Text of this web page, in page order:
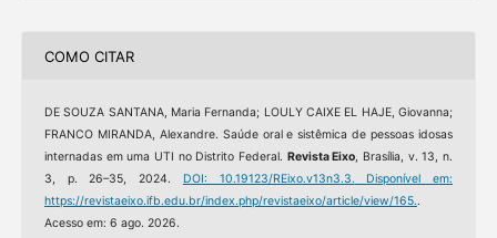
COMO CITAR
DE SOUZA SANTANA, Maria Fernanda; LOULY CAIXE EL HAJE, Giovanna;
FRANCO MIRANDA, Alexandre. Saúde oral e sistêmica de pessoas idosas
internadas em uma UTI no Distrito Federal. Revista Eixo, Brasília, v. 13, n.
3, p. 26–35, 2024. DOI: 10.19123/REixo.v13n3.3. Disponível em:
https://revistaeixo.ifb.edu.br/index.php/revistaeixo/article/view/165..
Acesso em: 6 ago. 2026.